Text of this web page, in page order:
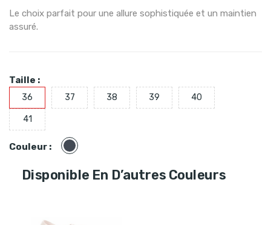
Le choix parfait pour une allure sophistiquée et un maintien
assuré.
Taille :
36 37 38 39 40
41
Couleur : Noir
Disponible En D’autres Couleurs